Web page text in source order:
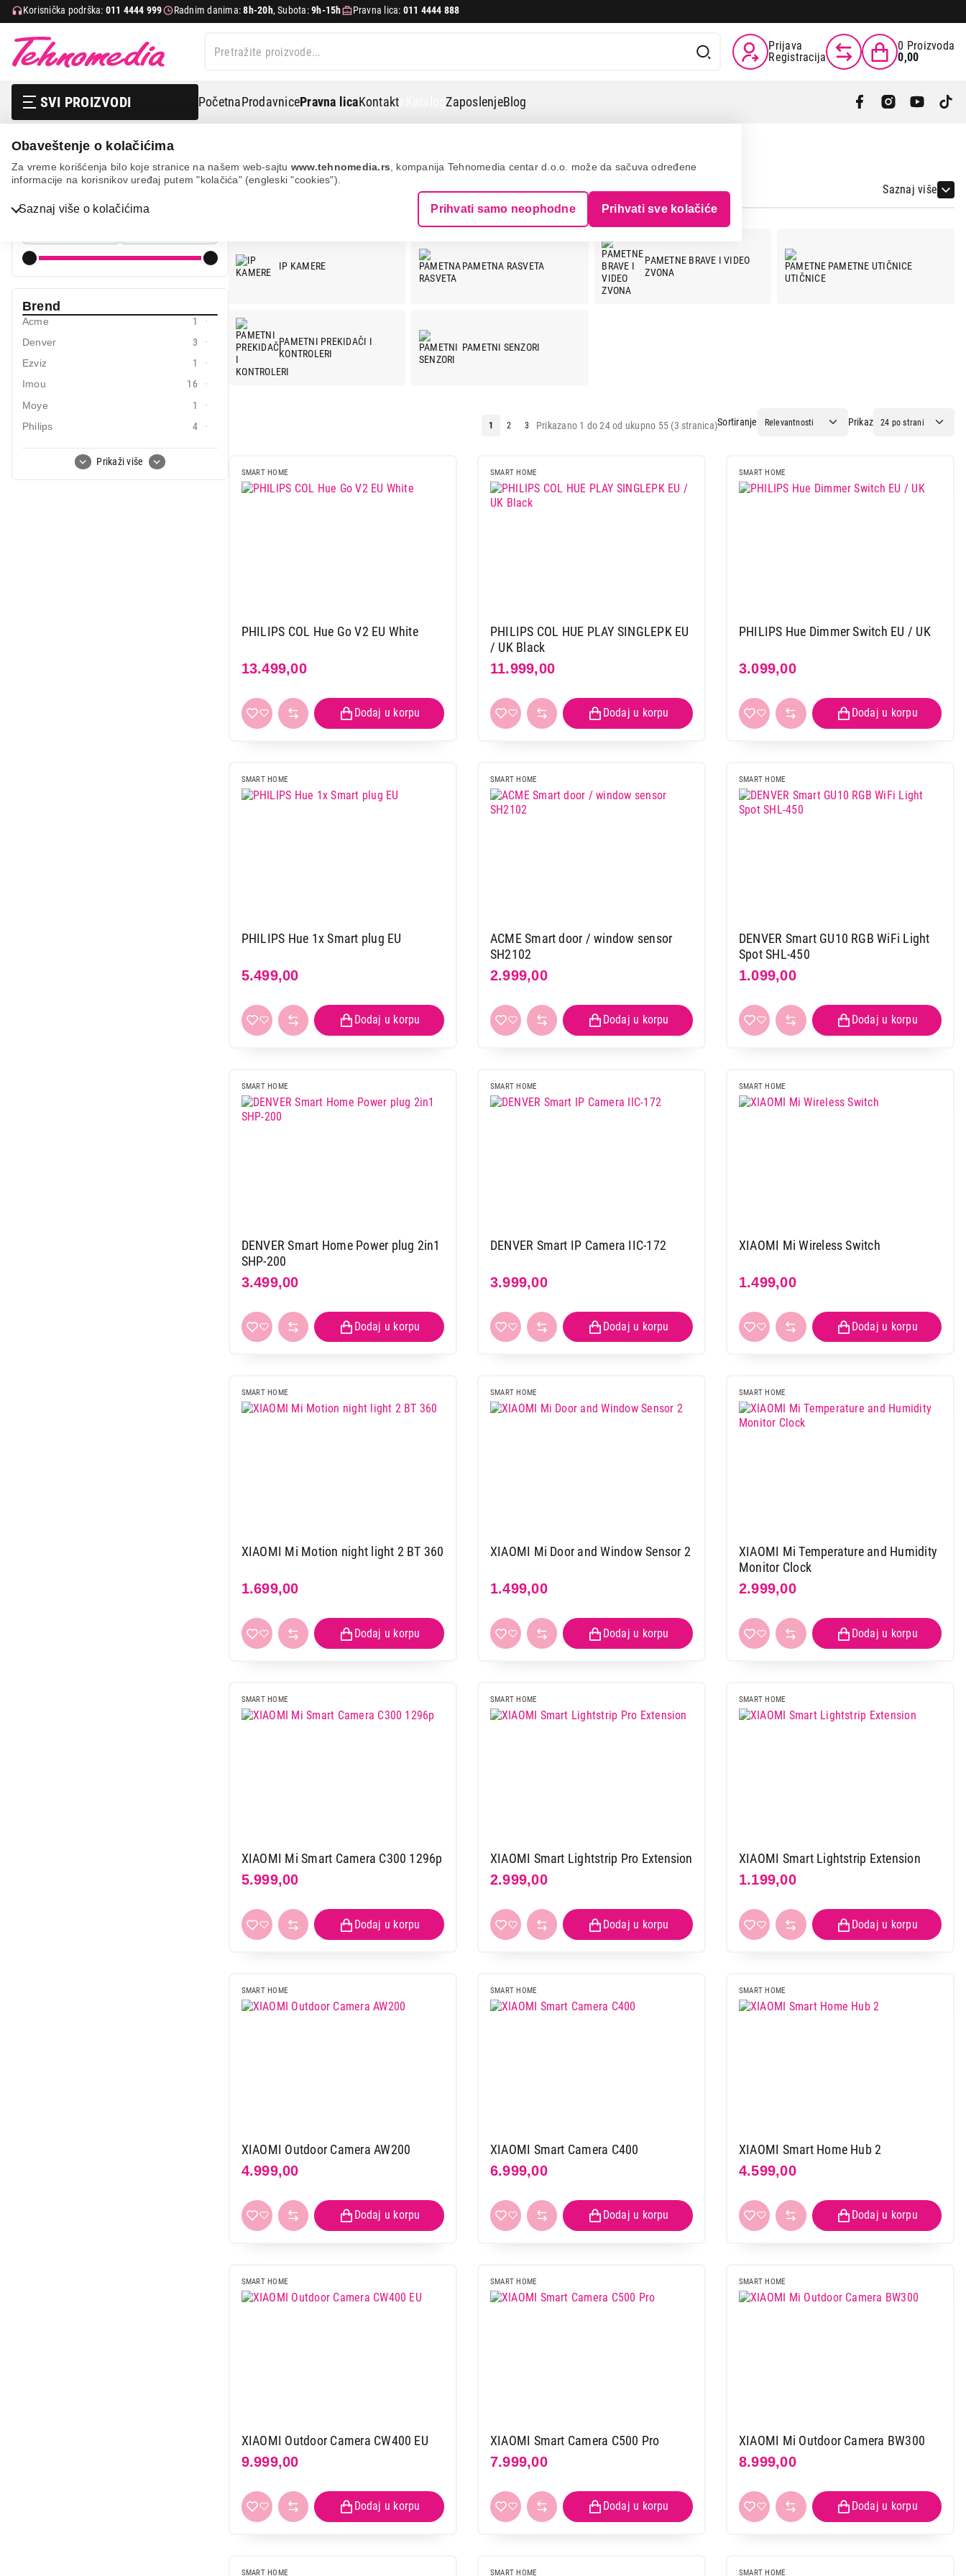
Obaveštenje o kolačićima
Za vreme korišćenja bilo koje stranice na našem web-sajtu www.tehnomedia.rs , kompanija Tehnomedia centar d.o.o. može da sačuva određene
informacije na korisnikov uređaj putem "kolačića" (engleski "cookies").
Saznaj više o kolačićima Prihvati samo neophodne Prihvati sve kolačiće
Korisnička podrška: 011 4444 999 Radnim danima:8h-20h, Subota:9h-15h Pravna lica: 011 4444 888
Prijava
Registracija
0 Proizvoda
0,00
SVI PROIZVODI PočetnaProdavnicePravna licaKontakt eKatalogZaposlenjeBlog
TV, audio, video i foto
Mobilni telefoni i tableti
Mali kućni aparati
Mali kuhinjski aparati
Sport i putovanje
Sve za kuću i baštu Pametna kuća
Cena od Cena do
Brend
Prikaži više
Acme
1
Denver
3
Ezviz
1
Imou
16
Moye
1
Philips
4
Xiaomi
27
SMART HOME Saznaj više
IP KAMERE PAMETNA RASVETA
PAMETNE BRAVE I VIDEO
ZVONA
PAMETNE UTIČNICE
PAMETNI PREKIDAČI I
KONTROLERI
PAMETNI SENZORI
Sortiranje Prikaz
Prikazano 1 do 24 od ukupno 55 (3 stranica)
1 2 3
SMART HOME
PHILIPS COL Hue Go V2 EU White
13.499,00
SMART HOME
PHILIPS COL HUE PLAY SINGLEPK EU
/ UK Black
11.999,00
SMART HOME
PHILIPS Hue Dimmer Switch EU / UK
3.099,00
SMART HOME
PHILIPS Hue 1x Smart plug EU
5.499,00
SMART HOME
ACME Smart door / window sensor
SH2102
2.999,00
SMART HOME
DENVER Smart GU10 RGB WiFi Light
Spot SHL-450
1.099,00
SMART HOME
DENVER Smart Home Power plug 2in1
SHP-200
3.499,00
SMART HOME
DENVER Smart IP Camera IIC-172
3.999,00
SMART HOME
XIAOMI Mi Wireless Switch
1.499,00
SMART HOME
XIAOMI Mi Motion night light 2 BT 360
1.699,00
SMART HOME
XIAOMI Mi Door and Window Sensor 2
1.499,00
SMART HOME
XIAOMI Mi Temperature and Humidity
Monitor Clock
2.999,00
SMART HOME
XIAOMI Mi Smart Camera C300 1296p
5.999,00
SMART HOME
XIAOMI Smart Lightstrip Pro Extension
2.999,00
SMART HOME
XIAOMI Smart Lightstrip Extension
1.199,00
SMART HOME
XIAOMI Outdoor Camera AW200
4.999,00
SMART HOME
XIAOMI Smart Camera C400
6.999,00
SMART HOME
XIAOMI Smart Home Hub 2
4.599,00
SMART HOME
XIAOMI Outdoor Camera CW400 EU
9.999,00
SMART HOME
XIAOMI Smart Camera C500 Pro
7.999,00
SMART HOME
XIAOMI Mi Outdoor Camera BW300
8.999,00
SMART HOME SMART HOME SMART HOME
PHILIPS COL Hue Go V2 EU White
Proizvod je dodat u korpu.